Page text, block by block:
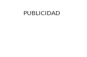
PUBLICIDAD